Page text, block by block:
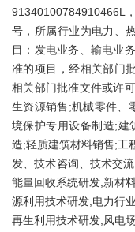
91340100784910466L
号，所属行业为电力、
目：发电业务、输电业
准的项目，经相关部门
相关部门批准文件或许
生资源销售;机械零件、
境保护专用设备制造;建
造;轻质建筑材料销售;工
发、技术咨询、技术交
能量回收系统研发;新材
源利用技术研发;电力行
再生利用技术研发;风电